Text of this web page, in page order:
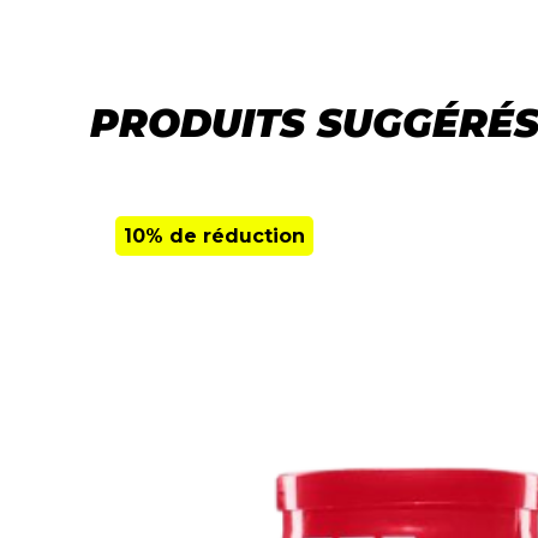
PRODUITS SUGGÉRÉS
10% de réduction